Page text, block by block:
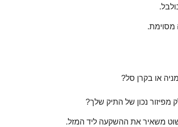
מסוימת.
או בקרן סל?
נכון של התיק שלך?
משאיר את ההשקעה ליד המזל.